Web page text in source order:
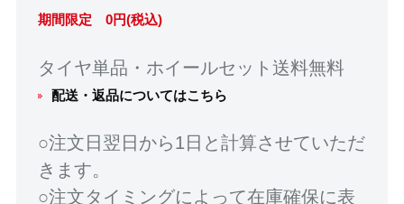
期間限定 0円(税込)
タイヤ単品・ホイールセット送料無料
配送・返品についてはこちら
○注文日翌日から1日と計算させていただ
きます。
○注文タイミングによって在庫確保に表